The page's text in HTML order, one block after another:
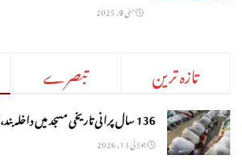
مئی 9, 2025
تبصرے تازہ ترین
136 سال پرانی تاریخی مسجد میں داخلہ بند، نماز پر بھی پابندی!
جولائی 13, 2026